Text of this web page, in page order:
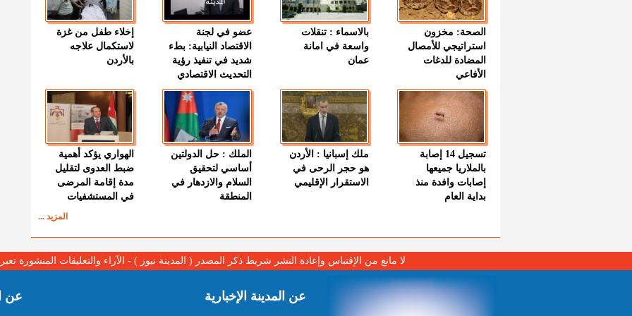
الصحة: مخزون
استراتيجي للأمصال
المضادة للدغات
الأفاعي
بالاسماء : تنقلات
واسعة في امانة
عمان
عضو في لجنة
الاقتصاد النيابية: بطء
شديد في تنفيذ رؤية
التحديث الاقتصادي
إخلاء طفل من غزة
لاستكمال علاجه
بالأردن
تسجيل 14 إصابة
بالملاريا جميعها
إصابات وافدة منذ
بداية العام
ملك إسبانيا : الأردن
هو حجر الرحى في
الاستقرار الإقليمي
الملك : حل الدولتين
أساسي لتحقيق
السلام والازدهار في
المنطقة
الهواري يؤكد أهمية
ضبط العدوى لتقليل
مدة إقامة المرضى
في المستشفيات
المزيد ...
لا مانع من الإقتباس وإعادة النشر شريط ذكر المصدر ( المدينة نيوز ) - الآراء والتعليقات المنشورة
عن المدينة الإخبارية عن